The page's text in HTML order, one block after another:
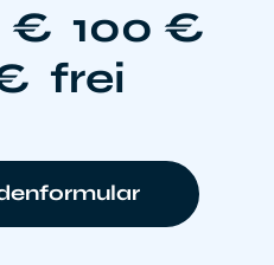
€ 100 €
frei